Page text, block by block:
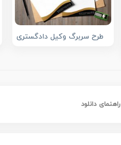
طرح سربرگ وکیل دادگستری
راهنمای دانلود